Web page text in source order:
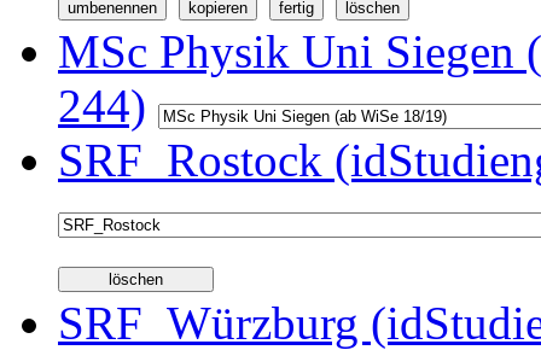
MSc Physik Uni Siegen
244)
SRF_Rostock
SRF_Würzburg